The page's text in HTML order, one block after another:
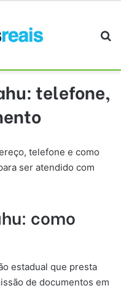
telefone,
telefone e como
ser atendido com
: como
estadual que presta
de documentos em